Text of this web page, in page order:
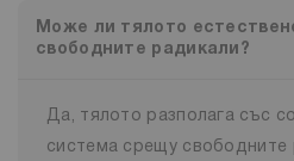
Може ли тялото
свободните радикали?
Да, тялото разполага със
система срещу свободните